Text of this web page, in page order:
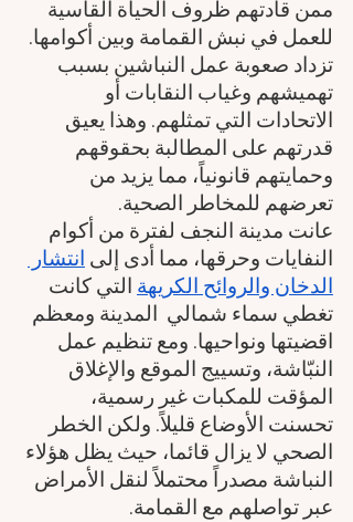
ممن قادتهم ظروف الحياة القاسية
للعمل في نبش القمامة وبين أكوامها.
تزداد صعوبة عمل النباشين بسبب
تهميشهم وغياب النقابات أو
الاتحادات التي تمثلهم. وهذا يعيق
قدرتهم على المطالبة بحقوقهم
وحمايتهم قانونياً، مما يزيد من
تعرضهم للمخاطر الصحية.
عانت مدينة النجف لفترة من أكوام
النفايات وحرقها، مما أدى إلى انتشار
الدخان والروائح الكريهة التي كانت
تغطي سماء شمالي  المدينة ومعظم
اقضيتها ونواحيها. ومع تنظيم عمل
النبّاشة، وتسييج الموقع والإغلاق
المؤقت للمكبات غير رسمية،
تحسنت الأوضاع قليلاً. ولكن الخطر
الصحي لا يزال قائما، حيث يظل هؤلاء
النباشة مصدراً محتملاً لنقل الأمراض
عبر تواصلهم مع القمامة.